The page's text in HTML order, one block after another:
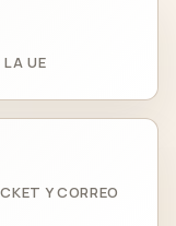
LA UE
Y CORREO